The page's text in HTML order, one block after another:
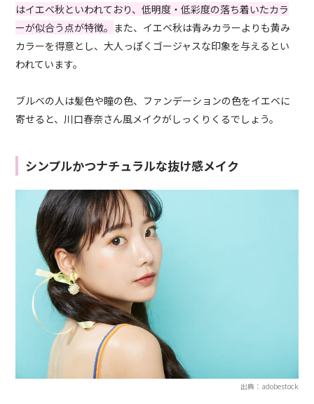
はイエベ秋といわれており、低明度・低彩度の落ち着いたカラ
ーが似合う点が特徴。 また、イエベ秋は青みカラーよりも黄み
カラーを得意とし、大人っぽくゴージャスな印象を与えるとい
われています。
ブルベの人は髪色や瞳の色、ファンデーションの色をイエベに
寄せると、川口春奈さん風メイクがしっくりくるでしょう。
シンプルかつナチュラルな抜け感メイク
出典：adobestock